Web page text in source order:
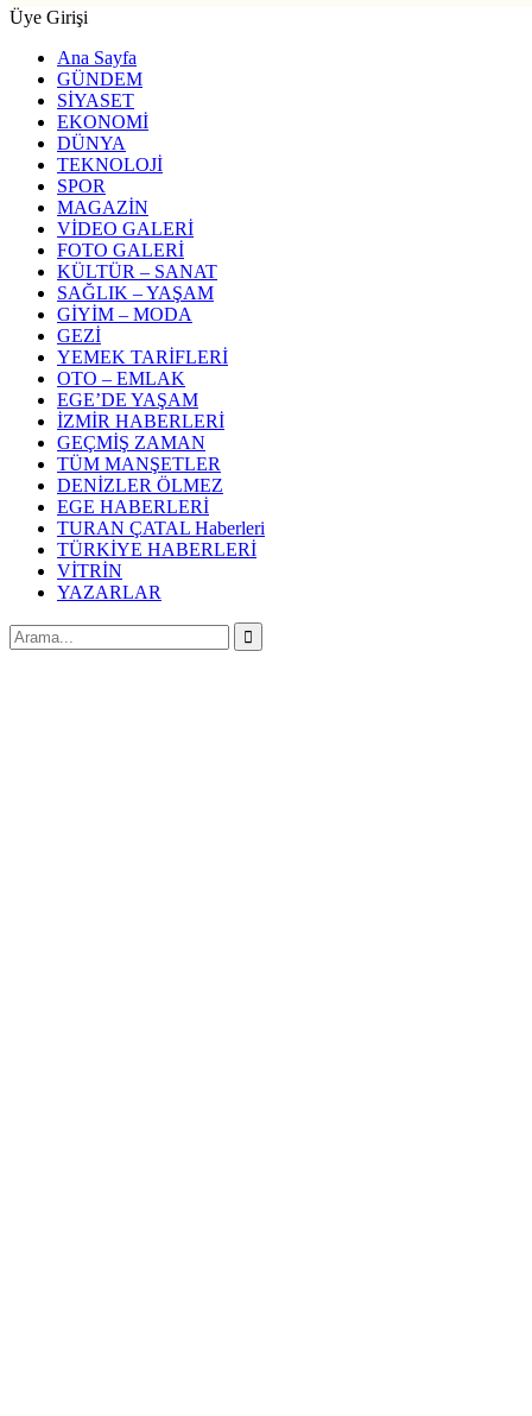
Üye Girişi
Ana Sayfa
GÜNDEM
SİYASET
EKONOMİ
DÜNYA
TEKNOLOJİ
SPOR
MAGAZİN
VİDEO GALERİ
FOTO GALERİ
KÜLTÜR – SANAT
SAĞLIK – YAŞAM
GİYİM – MODA
GEZİ
YEMEK TARİFLERİ
OTO – EMLAK
EGE’DE YAŞAM
İZMİR HABERLERİ
GEÇMİŞ ZAMAN
TÜM MANŞETLER
DENİZLER ÖLMEZ
EGE HABERLERİ
TURAN ÇATAL Haberleri
TÜRKİYE HABERLERİ
VİTRİN
YAZARLAR